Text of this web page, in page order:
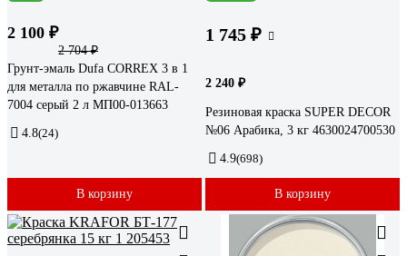
2 100 ₽
2 704 ₽
Грунт-эмаль Dufa CORREX 3 в 1
для металла по ржавчине RAL-
7004 серый 2 л МП00-013663
4.8(24)
В корзину
1 745 ₽
2 240 ₽
Резиновая краска SUPER DECOR
№06 Арабика, 3 кг 4630024700530
4.9(698)
В корзину